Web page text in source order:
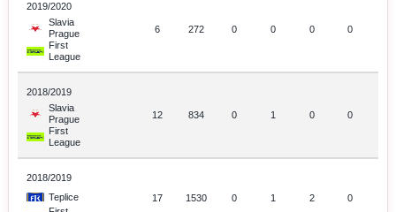
2019/2020
Slavia
Prague
First
League
6 272 0 0 0 0
2018/2019
Slavia
Prague
First
League
12 834 0 1 0 0
2018/2019
Teplice
17 1530 0 1 2 0